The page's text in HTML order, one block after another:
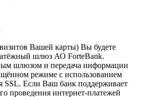
Вашей карты) Вы будете
шлюз АО ForteBank.
шлюзом и передача информации
режиме с использованием
SSL. Если Ваш банк поддерживает
проведения интернет-платежей